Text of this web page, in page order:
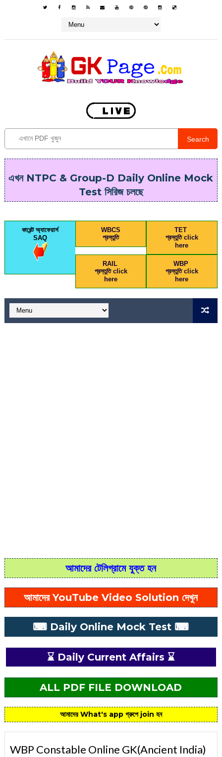
Search
এখন NTPC & Group-D Daily Online Mock
Test সিরিজ চলছে
কারেন্ট অ্যাফেয়ার্স
SAQ
WBCS
প্রস্তুতি
TET
প্রস্তুতি click
here
RAIL
প্রস্তুতি click
here
WBP
প্রস্তুতি click
here
আমাদের টেলিগ্রামে যুক্ত হন
আমাদের YouTube Video Solution দেখুন
⌨ Daily Online Mock Test ⌨
⌛ Daily Current Affairs ⌛
ALL PDF FILE DOWNLOAD
আমাদের What's app গ্রুপে join হন
WBP Constable Online GK(Ancient India)